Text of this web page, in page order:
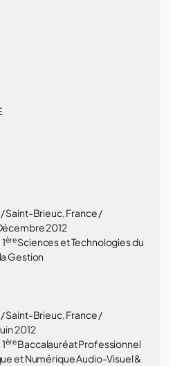
/Saint-Brieuc, France/
2012
èreSciences et Technologies du
Gestion
/Saint-Brieuc, France/
2012
èreBaccalauréat Professionnel
et Numérique Audio-Visuel &